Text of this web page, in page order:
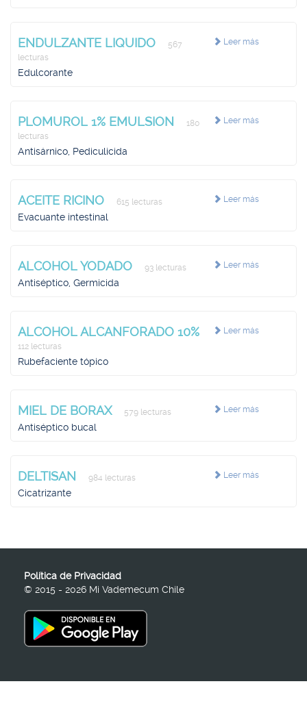
Leer más
ENDULZANTE LIQUIDO
567
lecturas
Edulcorante
Leer más
PLOMUROL 1% EMULSION
180
lecturas
Antisárnico, Pediculicida
Leer más
ACEITE RICINO 615 lecturas
Evacuante intestinal
Leer más
ALCOHOL YODADO 93 lecturas
Antiséptico, Germicida
Leer más
ALCOHOL ALCANFORADO 10%
112 lecturas
Rubefaciente tópico
Leer más
MIEL DE BORAX 579 lecturas
Antiséptico bucal
Leer más
DELTISAN 984 lecturas
Cicatrizante
Política de Privacidad
© 2015 - 2026 Mi Vademecum Chile